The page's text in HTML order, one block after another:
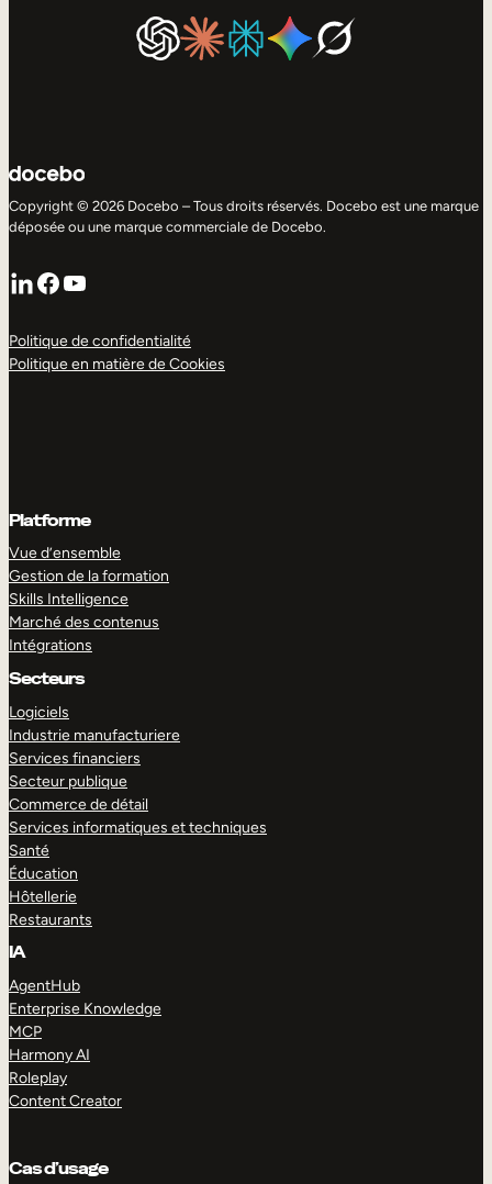
Copyright © 2026 Docebo – Tous droits réservés. Docebo est une marque
déposée ou une marque commerciale de Docebo.
LinkedIn
Facebook
YouTube
Politique de confidentialité
Politique en matière de Cookies
Platforme
Vue d’ensemble
Gestion de la formation
Skills Intelligence
Marché des contenus
Intégrations
Secteurs
Logiciels
Industrie manufacturiere
Services financiers
Secteur publique
Commerce de détail
Services informatiques et techniques
Santé
Éducation
Hôtellerie
Restaurants
IA
AgentHub
Enterprise Knowledge
MCP
Harmony AI
Roleplay
Content Creator
Cas d’usage